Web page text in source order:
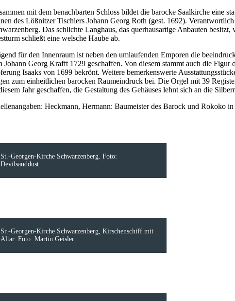
mit dem benachbarten Schloss bildet die barocke Saalkirche eine
des Lößnitzer Tischlers Johann Georg Roth (gest. 1692).
Das schlichte Langhaus, das querhausartige Anbauten
schließt eine welsche Haube ab.
für den Innenraum ist neben den umlaufenden Emporen die
Johann Georg Krafft 1729 geschaffen. Von diesem stammt auch die
Isaaks von 1699 bekrönt. Weitere bemerkenswerte
zum einheitlichen barocken Raumeindruck bei. Die Orgel mit 39
Jahr geschaffen, die Gestaltung des Gehäuses lehnt sich an die
Heckmann, Hermann: Baumeister des Barock und Rokoko
St.-Georgen-Kirche Schwarzenberg. Foto:
Devilsanddust.
Sr.-Georgen-Kirche Schwarzenberg, Kirschenschiff mit
Altar. Foto: Martin Geisler.